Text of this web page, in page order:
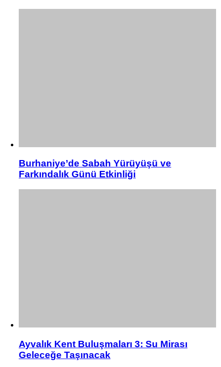
Burhaniye’de Sabah Yürüyüşü ve
Farkındalık Günü Etkinliği
Ayvalık Kent Buluşmaları 3: Su Mirası
Geleceğe Taşınacak